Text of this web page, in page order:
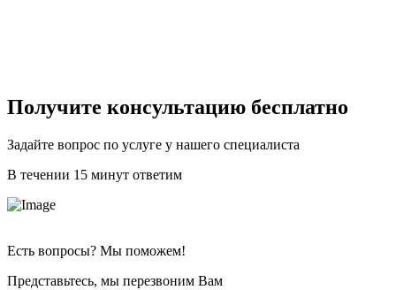
Получите консультацию бесплатно
Задайте вопрос по услуге у нашего специалиста
В течении 15 минут ответим
Есть вопросы? Мы поможем!
Представьтесь, мы перезвоним Вам